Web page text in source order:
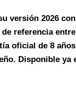
versión 2026
referencia
oficial de 8
Disponible ya